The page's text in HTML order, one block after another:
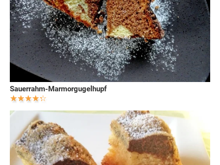
Sauerrahm-Marmorgugelhupf